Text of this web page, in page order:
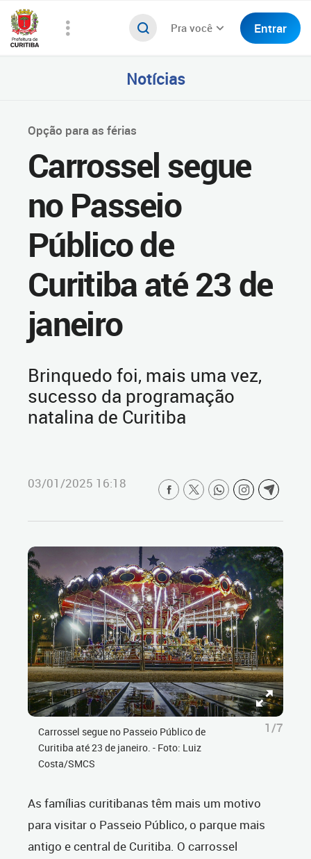
Pra você Entrar
Notícias
Opção para as férias
Carrossel segue
no Passeio
Público de
Curitiba até 23 de
janeiro
Brinquedo foi, mais uma vez,
sucesso da programação
natalina de Curitiba
03/01/2025 16:18
Carrossel segue no Passeio Público de
Curitiba até 23 de janeiro. - Foto: Luiz
Costa/SMCS
1/7
As famílias curitibanas têm mais um motivo
para visitar o Passeio Público, o parque mais
antigo e central de Curitiba. O carrossel